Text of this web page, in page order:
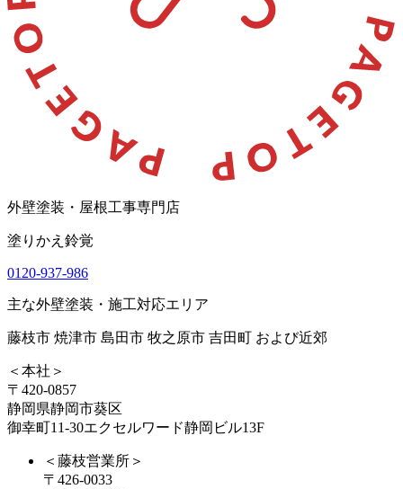
外壁塗装・屋根工事専門店
塗りかえ鈴覚
0120-937-986
主な外壁塗装・施工対応エリア
藤枝市 焼津市 島田市 牧之原市 吉田町 および近郊
＜本社＞
〒420-0857
静岡県静岡市葵区
御幸町11-30エクセルワード静岡ビル13F
＜藤枝営業所＞
〒426-0033